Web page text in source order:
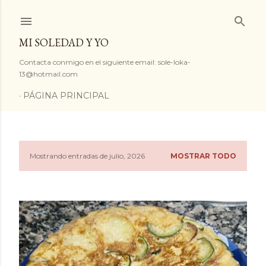
MI SOLEDAD Y YO
Contacta conmigo en el siguiente email: sole-loka-
13@hotmail.com
PÁGINA PRINCIPAL
E
t
r
a
Mostrando entradas de julio, 2026 MOSTRAR TODO